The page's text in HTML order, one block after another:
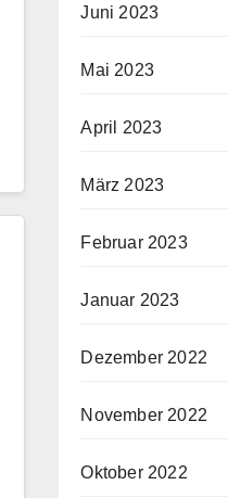
Juni 2023
Mai 2023
April 2023
März 2023
Februar 2023
Januar 2023
Dezember 2022
November 2022
Oktober 2022